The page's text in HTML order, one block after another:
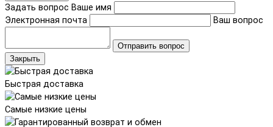
Задать вопрос Ваше имя
Электронная почта
Ваш вопрос
Отправить вопрос
Закрыть
Быстрая доставка
Самые низкие цены